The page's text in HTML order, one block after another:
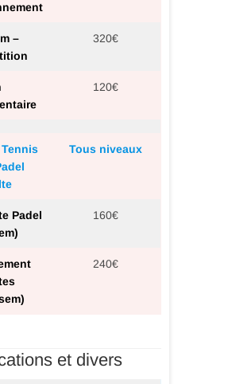
–
320€
120€
Tous niveaux
Padel
160€
240€
et divers